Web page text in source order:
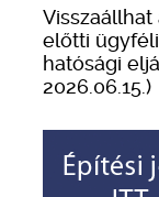
Visszaállhat
előtti
hatósági
2026.06.15.)